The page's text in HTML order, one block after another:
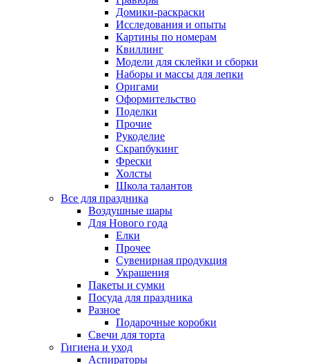
Домики-раскраски
Исследования и опыты
Картины по номерам
Квиллинг
Модели для склейки и сборки
Наборы и массы для лепки
Оригами
Оформительство
Поделки
Прочие
Рукоделие
Скрапбукинг
Фрески
Холсты
Школа талантов
Все для праздника
Воздушные шары
Для Нового года
Елки
Прочее
Сувенирная продукция
Украшения
Пакеты и сумки
Посуда для праздника
Разное
Подарочные коробки
Свечи для торта
Гигиена и уход
Аспираторы